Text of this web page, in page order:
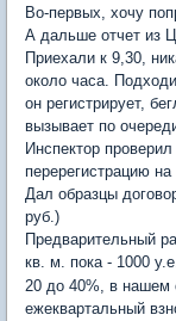
Во-первых, хочу
А дальше отчет из
Приехали к 9,30,
около часа.
он регистрирует,
вызывает по
Инспектор
перерегистрацию
Дал образцы
руб.)
Предварительный
кв. м. пока - 1000
20 до 40%, в нашем
ежеквартальный